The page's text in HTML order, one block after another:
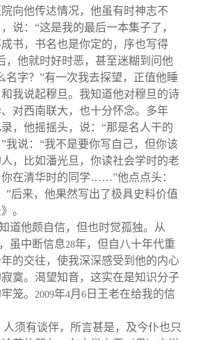
向他传达情况，他虽有时神志不
说：“这是我的最后一本集子了，
书，书名也是你定的，序也写得
，他就时好时恶，甚至迷糊到问他
名字？”有一次我去探望，正值他睡
我说起穆旦。我知道他对穆旦的诗
对西南联大，也十分怀念。多年
，他摇摇头，说：“那是名人干的
我说：“我不是要你写自己，但你该
，比如潘光旦，你读社会学时的老
在清华时的同学……”他点点头：
”后来，他果然写出了极具史料价值
。
道他颇自信，但也时觉孤独。从
虽中断信息28年，但自八十年代重
的交往，使我深深感受到他的内心
寞。渴望知音，这实在是知识分子
笼。 2009年4月 6 日王老在给我的信
人须有谈伴，所言甚是，及今仆也只